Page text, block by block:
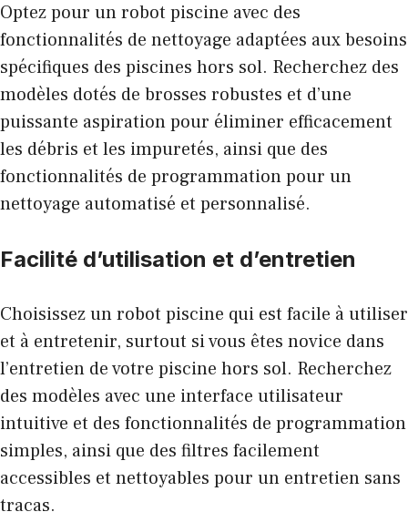
Optez pour un robot piscine avec des
fonctionnalités de nettoyage adaptées aux besoins
spécifiques des piscines hors sol. Recherchez des
modèles dotés de brosses robustes et d’une
puissante aspiration pour éliminer efficacement
les débris et les impuretés, ainsi que des
fonctionnalités de programmation pour un
nettoyage automatisé et personnalisé.
Facilité d’utilisation et d’entretien
Choisissez un robot piscine qui est facile à utiliser
et à entretenir, surtout si vous êtes novice dans
l’entretien de votre piscine hors sol. Recherchez
des modèles avec une interface utilisateur
intuitive et des fonctionnalités de programmation
simples, ainsi que des filtres facilement
accessibles et nettoyables pour un entretien sans
tracas.